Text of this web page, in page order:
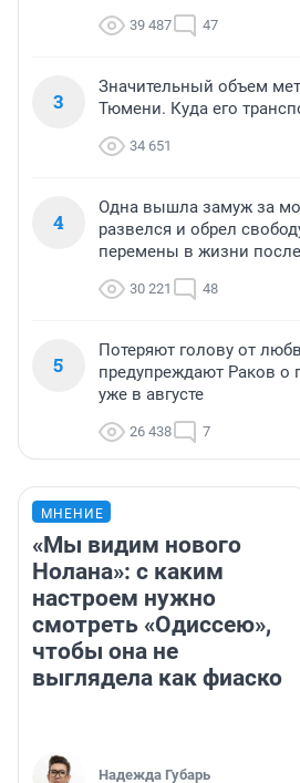
39 487 47
3
Значительный объем
Тюмени. Куда его
34 651
4
Одна вышла замуж за
развелся и обрел
перемены в жизни
30 221 48
5
Потеряют голову от
предупреждают Раков о
уже в августе
26 438 7
МНЕНИЕ
«Мы видим нового
Нолана»: с каким
настроем нужно
смотреть «Одиссею»,
чтобы она не
выглядела как фиаско
Надежда Губарь